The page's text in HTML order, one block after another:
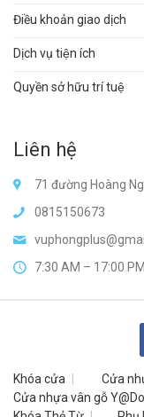
Điều khoản giao dịch
Dịch vụ tiện ích
Quyền sở hữu trí tuệ
Liên hệ
71 đường Hoàng
0815150673
7:30 AM – 17:00
Khóa cửa Cửa
Cửa nhựa vân gỗ